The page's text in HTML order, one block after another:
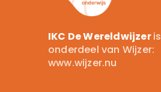
IKC De Wereldwijzeris
onderdeel van Wijzer:
www.wijzer.nu